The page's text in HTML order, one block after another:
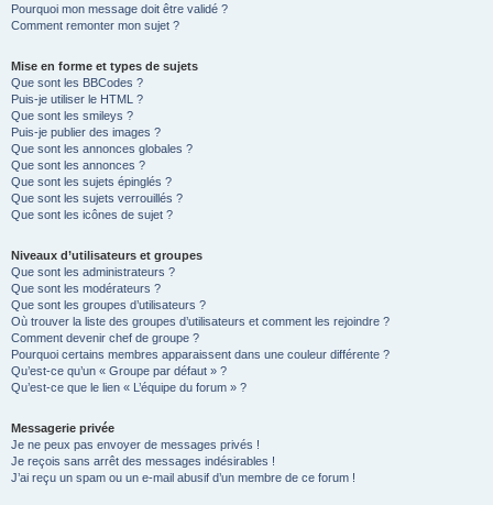
Pourquoi mon message doit être validé ?
Comment remonter mon sujet ?
Mise en forme et types de sujets
Que sont les BBCodes ?
Puis-je utiliser le HTML ?
Que sont les smileys ?
Puis-je publier des images ?
Que sont les annonces globales ?
Que sont les annonces ?
Que sont les sujets épinglés ?
Que sont les sujets verrouillés ?
Que sont les icônes de sujet ?
Niveaux d’utilisateurs et groupes
Que sont les administrateurs ?
Que sont les modérateurs ?
Que sont les groupes d’utilisateurs ?
Où trouver la liste des groupes d’utilisateurs et comment les rejoindre ?
Comment devenir chef de groupe ?
Pourquoi certains membres apparaissent dans une couleur différente ?
Qu’est-ce qu’un « Groupe par défaut » ?
Qu’est-ce que le lien « L’équipe du forum » ?
Messagerie privée
Je ne peux pas envoyer de messages privés !
Je reçois sans arrêt des messages indésirables !
J’ai reçu un spam ou un e-mail abusif d’un membre de ce forum !